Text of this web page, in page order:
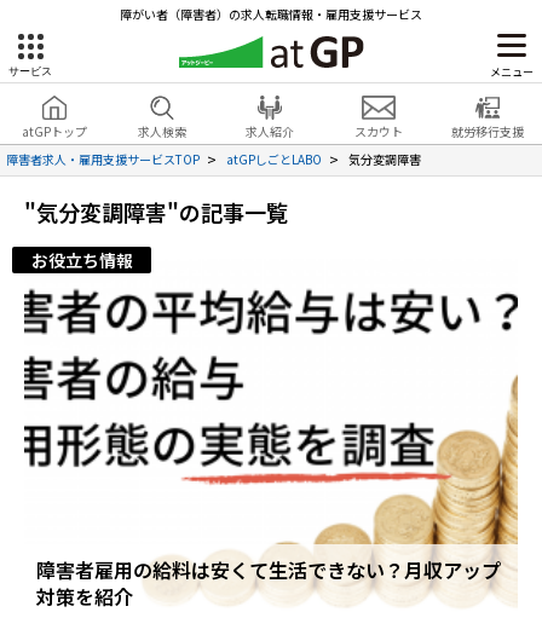
障がい者（障害者）の求人転職情報・雇用支援サービス
サービス メニュー
atGPトップ 求人検索 求人紹介 スカウト
就労移行支援
障害者求人・雇用支援サービスTOP
atGPしごとLABO 気分変調障害
"気分変調障害"の記事一覧
お役立ち情報
障害者雇用の給料は安くて生活できない？月収アップ
対策を紹介
障害者雇用のアットジーピー
サービスラインナップ
就転職支援サービス
障害者専門の就転職支援サービス
障害者アスリート専門の就転職支援サービス
障害のある新卒学生専門の就職エージェントサービス
会員登録 無料
就労移行支援
見学・お問い合わせ 無料
atGPトップ
各種サービス
スカウトを受ける
就職・転職ノウハウ